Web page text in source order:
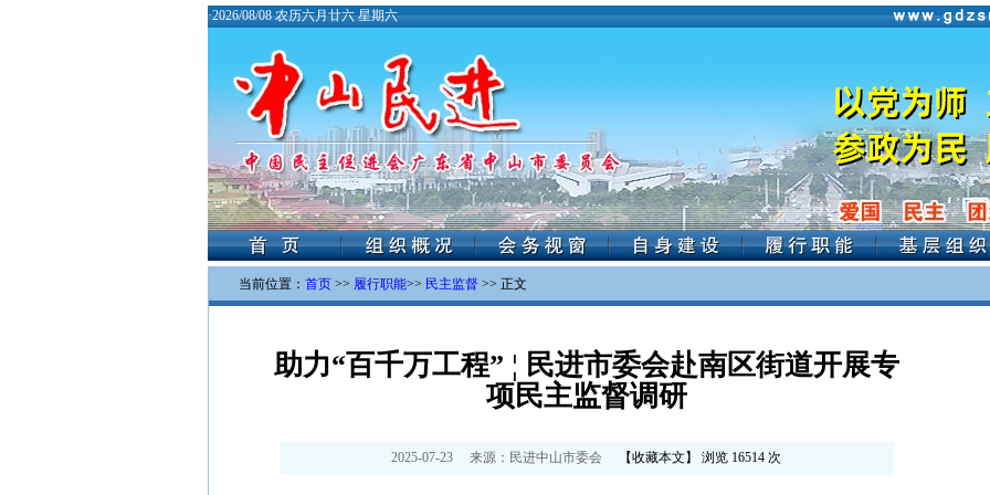
·2026/08/08 农历六月廿六 星期六
当前位置： 首页 >> 履行职能>> 民主监督 >> 正文
助力“百千万工程” ¦ 民进市委会赴南区街道开展专
项民主监督调研
2025-07-23 来源： 民进中山市委会 【收藏本文 】 浏览 16514 次